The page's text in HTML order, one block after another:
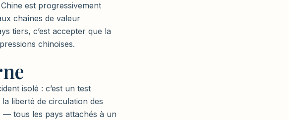
est progressivement
chaînes de valeur
tiers, c’est accepter que la
chinoises.
isolé : c’est un test
liberté de circulation des
— tous les pays attachés à un